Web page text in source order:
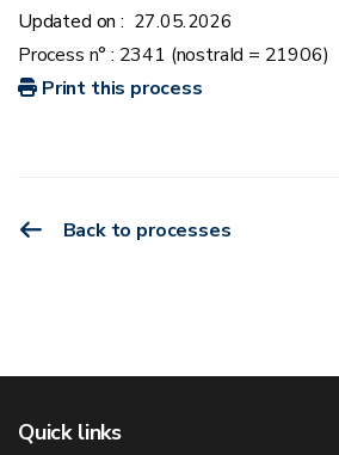
Updated on : 27.05.2026
Process n° : 2341 (nostraId = 21906)
Print this process
Back to processes
Quick links